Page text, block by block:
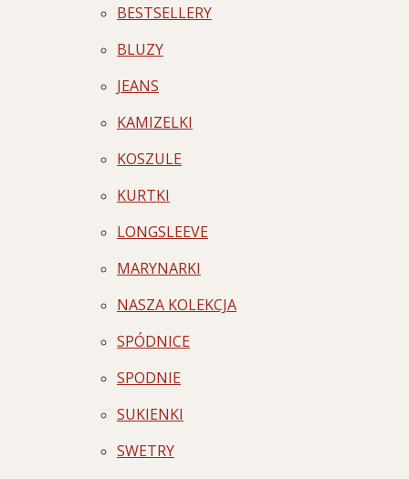
BESTSELLERY
BLUZY
JEANS
KAMIZELKI
KOSZULE
KURTKI
LONGSLEEVE
MARYNARKI
NASZA KOLEKCJA
SPÓDNICE
SPODNIE
SUKIENKI
SWETRY